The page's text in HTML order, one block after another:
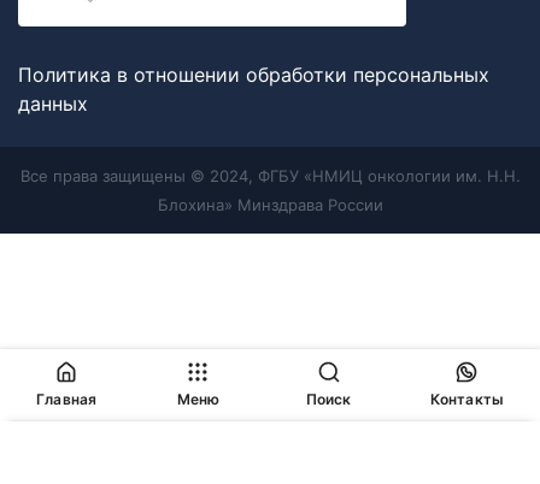
Политика в отношении обработки персональных
данных
Все права защищены © 2024, ФГБУ «НМИЦ онкологии им. Н.Н.
Блохина» Минздрава России
Главная Меню Поиск Контакты